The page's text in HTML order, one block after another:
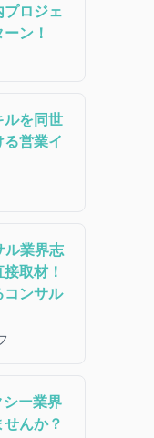
プロジェ
ン！
ルを同世
営業イ
ル業界志
取材！
コンサル
ー業界
んか？